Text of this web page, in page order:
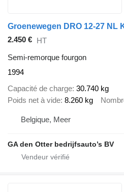
Groenewegen DRO 12-27 NL
2.450 € HT
Semi-remorque fourgon
1994
Capacité de charge 30.740 kg
Poids net à vide 8.260 kg
Belgique, Meer
GA den Otter bedrijfsauto’s BV